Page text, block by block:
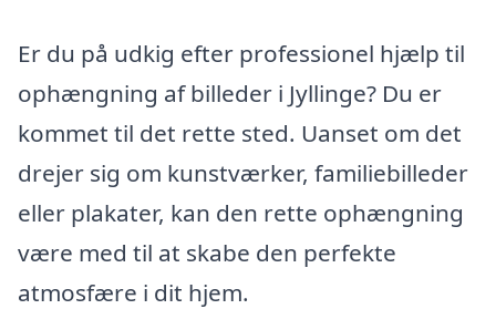
Er du på udkig efter professionel hjælp til
ophængning af billeder i Jyllinge? Du er
kommet til det rette sted. Uanset om det
drejer sig om kunstværker, familiebilleder
eller plakater, kan den rette ophængning
være med til at skabe den perfekte
atmosfære i dit hjem.